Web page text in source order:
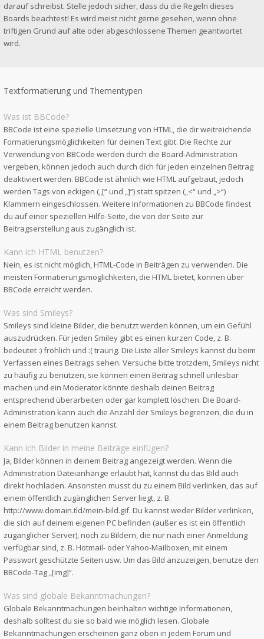
darauf schreibst. Stelle jedoch sicher, dass du die Regeln dieses
Boards beachtest! Es wird meist nicht gerne gesehen, wenn ohne
triftigen Grund auf alte oder abgeschlossene Themen geantwortet
wird.
Textformatierung und Thementypen
Was ist BBCode?
BBCode ist eine spezielle Umsetzung von HTML, die dir weitreichende
Formatierungsmöglichkeiten für deinen Text gibt. Die Rechte zur
Verwendung von BBCode werden durch die Board-Administration
vergeben, können jedoch auch durch dich für jeden einzelnen Beitrag
deaktiviert werden. BBCode ist ähnlich wie HTML aufgebaut, jedoch
werden Tags von eckigen („[“ und „]“) statt spitzen („<“ und „>“)
Klammern eingeschlossen. Weitere Informationen zu BBCode findest
du auf einer speziellen Hilfe-Seite, die von der Seite zur
Beitragserstellung aus zugänglich ist.
Kann ich HTML benutzen?
Nein, es ist nicht möglich, HTML-Code in Beiträgen zu verwenden. Die
meisten Formatierungsmöglichkeiten, die HTML bietet, können über
BBCode erreicht werden.
Was sind Smileys?
Smileys sind kleine Bilder, die benutzt werden können, um ein Gefühl
auszudrücken. Für jeden Smiley gibt es einen kurzen Code, z. B.
bedeutet :) fröhlich und :( traurig. Die Liste aller Smileys kannst du beim
Verfassen eines Beitrags sehen. Versuche bitte trotzdem, Smileys nicht
zu häufig zu benutzen, sie können einen Beitrag schnell unlesbar
machen und ein Moderator könnte deshalb deinen Beitrag
entsprechend überarbeiten oder gar komplett löschen. Die Board-
Administration kann auch die Anzahl der Smileys begrenzen, die du in
einem Beitrag benutzen kannst.
Kann ich Bilder in meine Beiträge einfügen?
Ja, Bilder können in deinem Beitrag angezeigt werden. Wenn die
Administration Dateianhänge erlaubt hat, kannst du das Bild auch
direkt hochladen. Ansonsten musst du zu einem Bild verlinken, das auf
einem öffentlich zugänglichen Server liegt, z. B.
http://www.domain.tld/mein-bild.gif. Du kannst weder Bilder verlinken,
die sich auf deinem eigenen PC befinden (außer es ist ein öffentlich
zugänglicher Server), noch zu Bildern, die nur nach einer Anmeldung
verfügbar sind, z. B. Hotmail- oder Yahoo-Mailboxen, mit einem
Passwort geschützte Seiten usw. Um das Bild anzuzeigen, benutze den
BBCode-Tag „[img]“.
Was sind globale Bekanntmachungen?
Globale Bekanntmachungen beinhalten wichtige Informationen,
deshalb solltest du sie so bald wie möglich lesen. Globale
Bekanntmachungen erscheinen ganz oben in jedem Forum und